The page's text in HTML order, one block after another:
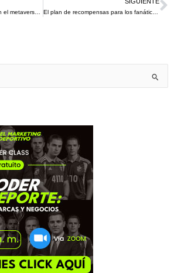
El plan de recompensas para los fanáticos del Estac Troyes de la Ligue 1 sorprende con la instalación de un jacuzzi